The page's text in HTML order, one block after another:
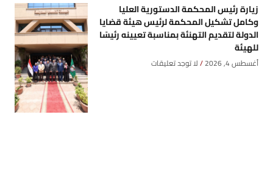
زيارة رئيس المحكمة الدستورية العليا
وكامل تشكيل المحكمة لرئيس هيئة قضايا
الدولة لتقديم التهنئة بمناسبة تعيينه رئيسًا
للهيئة
أغسطس 4, 2026 لا توجد تعليقات